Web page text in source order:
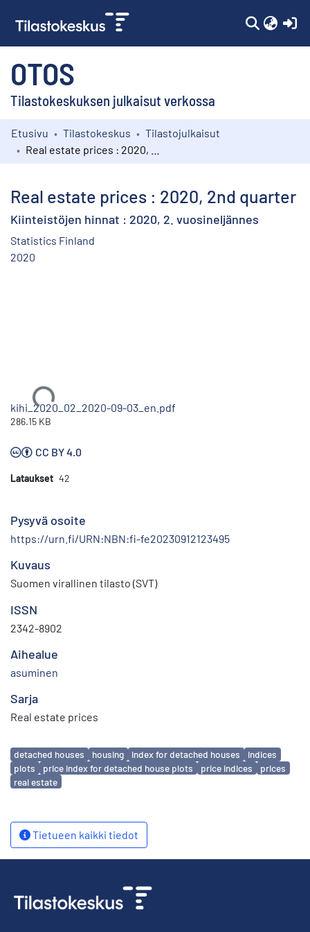
OTOS
Tilastokeskuksen julkaisut verkossa
Kokoelmat
Etusivu Tilastokeskus
Tilastojulkaisut
Real estate prices : 2020, 2nd quarter
Kiinteistöjen hinnat : 2020, 2. vuosineljännes
Statistics Finland
2020
Ladataan...
kihi_2020_02_2020-09-03_en.pdf
286.15 KB
CC BY 4.0
Lataukset 42
Pysyvä osoite
https://urn.fi/URN:NBN:fi-fe20230912123495
Kuvaus
Suomen virallinen tilasto (SVT)
ISSN
2342-8902
Aihealue
asuminen
Sarja
Real estate prices
Avainsanat
detached houses housing index for detached houses
indices
plots
price index for detached house plots price indices
prices
real estate
Tietueen kaikki tiedot